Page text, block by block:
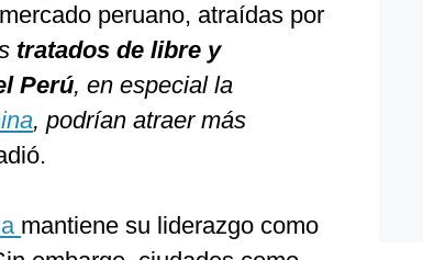
peruano, atraídas por
tratados de libre y
Perú, en especial la
, podrían atraer más
mantiene su liderazgo como